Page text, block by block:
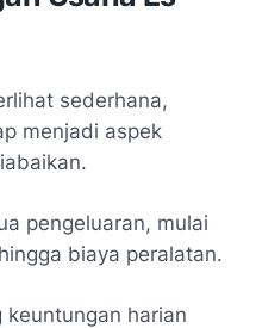
sederhana,
menjadi aspek
pengeluaran, mulai
biaya peralatan.
harian